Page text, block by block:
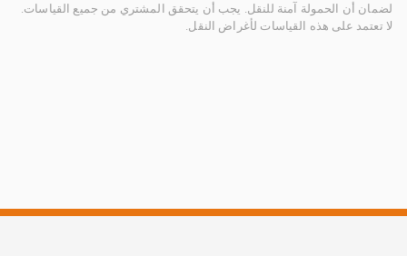
لضمان أن الحمولة آمنة للنقل. يجب أن يتحقق المشتري من جميع القياسات.
لا تعتمد على هذه القياسات لأغراض النقل.